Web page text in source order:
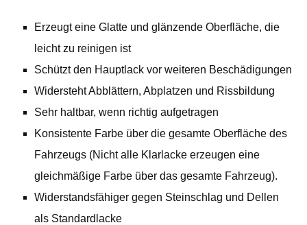
Erzeugt eine Glatte und glänzende Oberfläche, die
leicht zu reinigen ist
Schützt den Hauptlack vor weiteren Beschädigungen
Widersteht Abblättern, Abplatzen und Rissbildung
Sehr haltbar, wenn richtig aufgetragen
Konsistente Farbe über die gesamte Oberfläche des
Fahrzeugs (Nicht alle Klarlacke erzeugen eine
gleichmäßige Farbe über das gesamte Fahrzeug).
Widerstandsfähiger gegen Steinschlag und Dellen
als Standardlacke